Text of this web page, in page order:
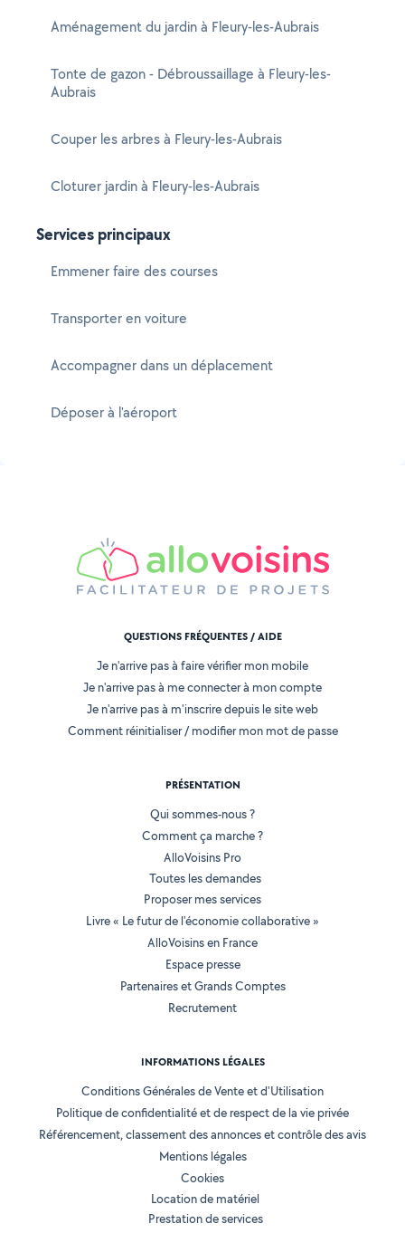
Aménagement du jardin à Fleury-les-Aubrais
Tonte de gazon - Débroussaillage à Fleury-les-
Aubrais
Couper les arbres à Fleury-les-Aubrais
Cloturer jardin à Fleury-les-Aubrais
Services principaux
Emmener faire des courses
Transporter en voiture
Accompagner dans un déplacement
Déposer à l'aéroport
QUESTIONS FRÉQUENTES / AIDE
Je n'arrive pas à faire vérifier mon mobile
Je n'arrive pas à me connecter à mon compte
Je n'arrive pas à m'inscrire depuis le site web
Comment réinitialiser / modifier mon mot de passe
PRÉSENTATION
Qui sommes-nous ?
Comment ça marche ?
AlloVoisins Pro
Toutes les demandes
Proposer mes services
Livre « Le futur de l'économie collaborative »
AlloVoisins en France
Espace presse
Partenaires et Grands Comptes
Recrutement
INFORMATIONS LÉGALES
Conditions Générales de Vente et d'Utilisation
Politique de confidentialité et de respect de la vie privée
Référencement, classement des annonces et contrôle des avis
Mentions légales
Cookies
Location de matériel
Prestation de services